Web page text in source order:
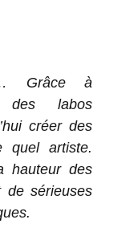
Grâce à
des labos
créer des
quel artiste.
hauteur des
de sérieuses